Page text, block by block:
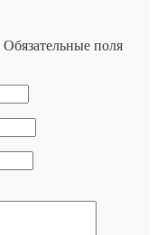
Обязательные поля